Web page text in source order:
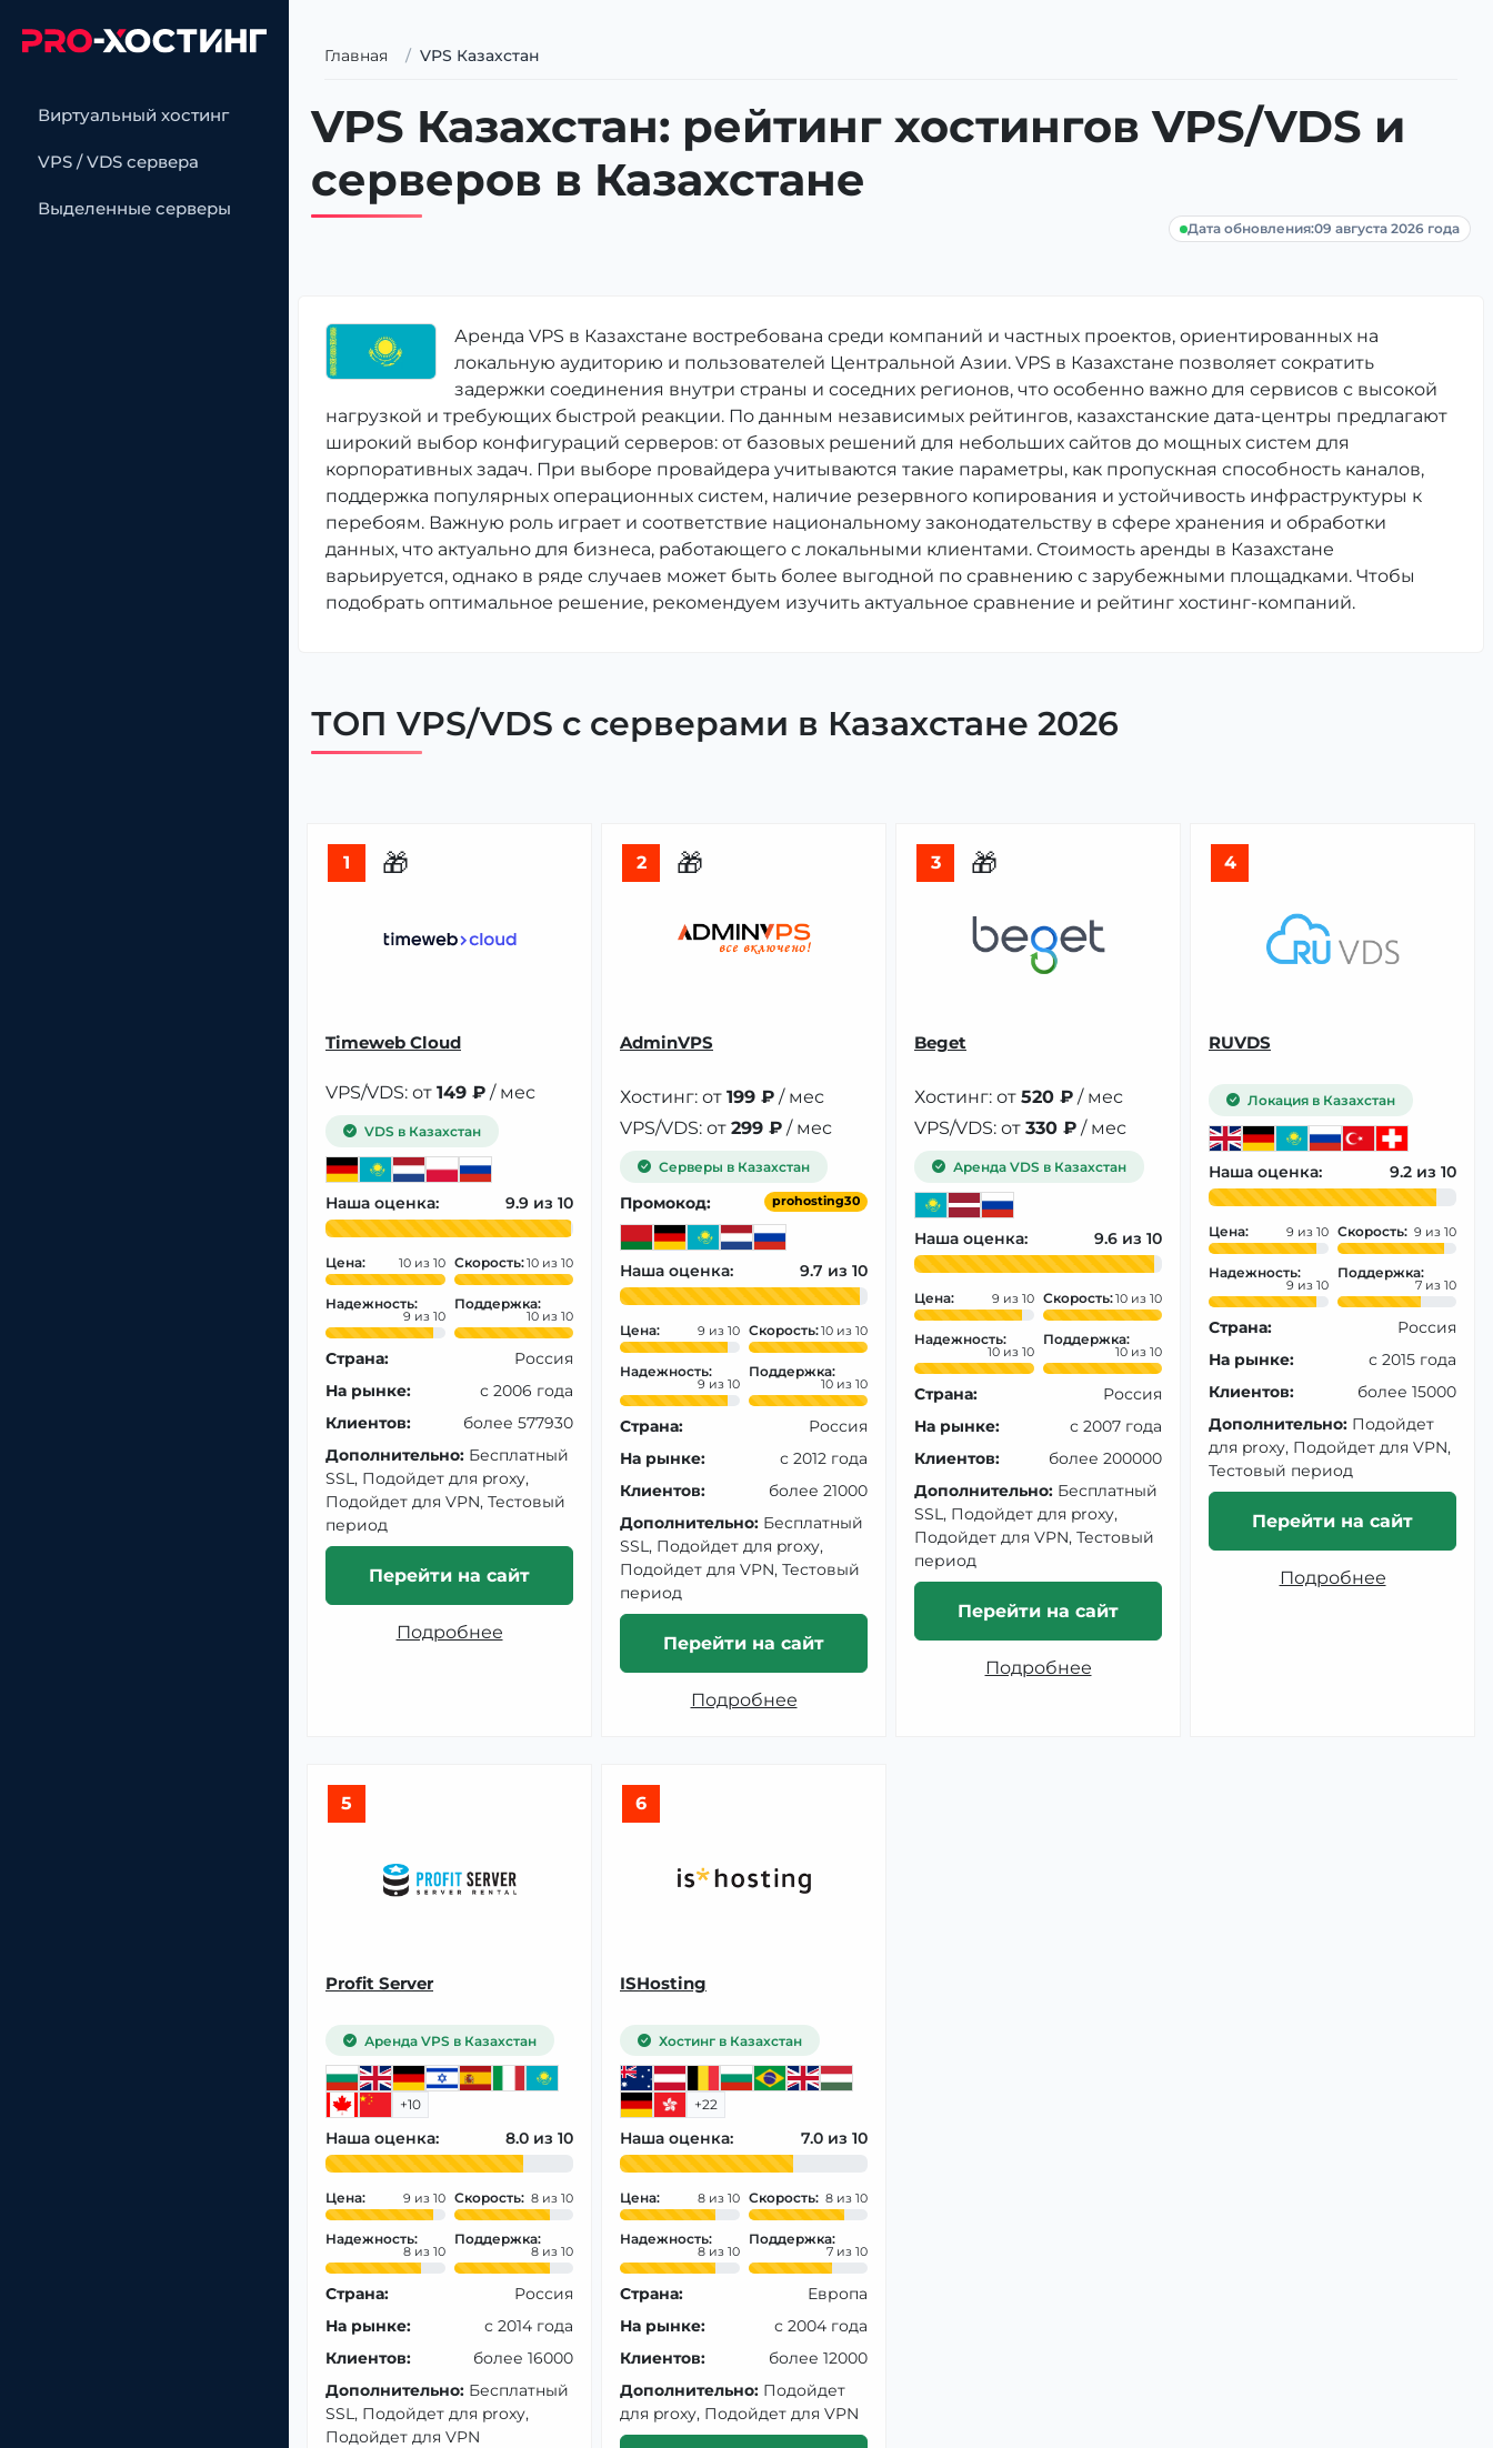
Виртуальный хостинг
VPS / VDS сервера
Выделенные серверы
Главная VPS Казахстан
VPS Казахстан: рейтинг хостингов VPS/VDS и
серверов в Казахстане
Дата обновления:09 августа 2026 года
Аренда VPS в Казахстане востребована среди компаний и частных проектов, ориентированных на
локальную аудиторию и пользователей Центральной Азии. VPS в Казахстане позволяет сократить
задержки соединения внутри страны и соседних регионов, что особенно важно для сервисов с высокой
нагрузкой и требующих быстрой реакции. По данным независимых рейтингов, казахстанские дата-центры предлагают
широкий выбор конфигураций серверов: от базовых решений для небольших сайтов до мощных систем для
корпоративных задач. При выборе провайдера учитываются такие параметры, как пропускная способность каналов,
поддержка популярных операционных систем, наличие резервного копирования и устойчивость инфраструктуры к
перебоям. Важную роль играет и соответствие национальному законодательству в сфере хранения и обработки
данных, что актуально для бизнеса, работающего с локальными клиентами. Стоимость аренды в Казахстане
варьируется, однако в ряде случаев может быть более выгодной по сравнению с зарубежными площадками. Чтобы
подобрать оптимальное решение, рекомендуем изучить актуальное сравнение и рейтинг хостинг-компаний.
ТОП VPS/VDS с серверами в Казахстане 2026
1 🎁
Timeweb Cloud
VPS/VDS: от 149 ₽ / мес
VDS в Казахстан
Наша оценка: 9.9
Цена: 10 Скорость:10
Надежность:
9
Поддержка:
10
Страна:
Россия
На рынке:
с 2006 года
Клиентов:
более 577930
Дополнительно: Бесплатный
SSL, Подойдет для proxy,
Подойдет для VPN, Тестовый
период
Перейти на сайт
Подробнее
2 🎁
AdminVPS
Хостинг: от 199 ₽ / мес
VPS/VDS: от 299 ₽ / мес
Серверы в Казахстан
Промокод: prohosting30
Наша оценка: 9.7
Цена: 9 Скорость:10
Надежность:
9
Поддержка:
10
Страна:
Россия
На рынке:
с 2012 года
Клиентов:
более 21000
Дополнительно: Бесплатный
SSL, Подойдет для proxy,
Подойдет для VPN, Тестовый
период
Перейти на сайт
Подробнее
3 🎁
Beget
Хостинг: от 520 ₽ / мес
VPS/VDS: от 330 ₽ / мес
Аренда VDS в Казахстан
Наша оценка: 9.6
Цена: 9 Скорость:10
Надежность:
10
Поддержка:
10
Страна:
Россия
На рынке:
с 2007 года
Клиентов:
более 200000
Дополнительно: Бесплатный
SSL, Подойдет для proxy,
Подойдет для VPN, Тестовый
период
Перейти на сайт
Подробнее
4
RUVDS
Локация в Казахстан
Наша оценка: 9.2
Цена: 9 Скорость: 9
Надежность:
9
Поддержка:
7
Страна:
Россия
На рынке:
с 2015 года
Клиентов:
более 15000
Дополнительно: Подойдет
для proxy, Подойдет для VPN,
Тестовый период
Перейти на сайт
Подробнее
5
Profit Server
Аренда VPS в Казахстан
+10
Наша оценка: 8.0
Цена: 9 Скорость: 8
Надежность:
8
Поддержка:
8
Страна:
Россия
На рынке:
с 2014 года
Клиентов:
более 16000
Дополнительно: Бесплатный
SSL, Подойдет для proxy,
Подойдет для VPN
6
ISHosting
Хостинг в Казахстан
+22
Наша оценка: 7.0
Цена: 8 Скорость: 8
Надежность:
8
Поддержка:
7
Страна:
Европа
На рынке:
с 2004 года
Клиентов:
более 12000
Дополнительно: Подойдет
для proxy, Подойдет для VPN